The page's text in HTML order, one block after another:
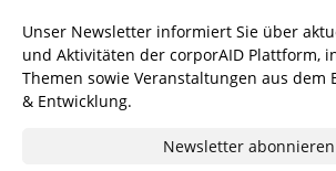
Unser Newsletter informiert Sie über
und Aktivitäten der corporAID Plattform,
Themen sowie Veranstaltungen aus dem
& Entwicklung.
Newsletter abonnieren